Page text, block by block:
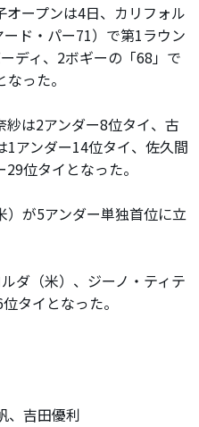
ープンは4日、カリフォル
ド・パー71）で第1ラウン
ディ、2ボギーの「68」で
った。
は2アンダー8位タイ、古
アンダー14位タイ、佐久間
位タイとなった。
が5アンダー単独首位に立
ダ（米）、ジーノ・ティテ
タイとなった。
、吉田優利